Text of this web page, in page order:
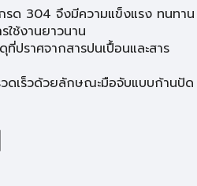
รด 304 จึงมีความแข็งแรง ทนทาน
ช้งานยาวนาน
ปราศจากสารปนเปื้อนและสาร
ดเร็วด้วยลักษณะมือจับแบบก้านปัด